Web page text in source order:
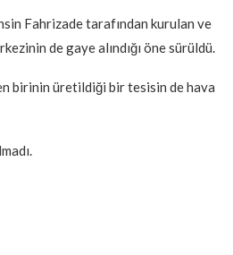
Fahrizade tarafından kurulan ve
de gaye alındığı öne sürüldü.
birinin üretildiği bir tesisin de hava